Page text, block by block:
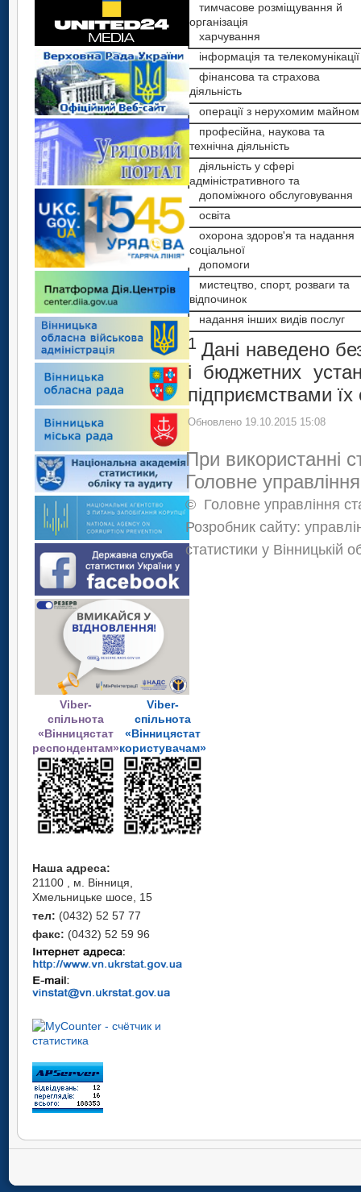
Viber-
спільнота
«Вінницястат
респондентам»
Viber-
спільнота
«Вінницястат
користувачам»
Наша адреса:
21100 , м. Вінниця,
Хмельницьке шосе, 15
тел: (0432) 52 57 77
факс: (0432) 52 59 96
тимчасове розміщування й
організація
харчування
інформація та телекомунікації
фінансова та страхова
діяльність
операції з нерухомим майном
професійна, наукова та
технічна діяльність
діяльність у сфері
адміністративного та
допоміжного обслуговування
освіта
охорона здоров'я та надання
соціальної
допомоги
мистецтво, спорт, розваги та
відпочинок
надання інших видів послуг
1 Дані наведено
і бюджетних
підприємствами їх
Обновлено 19.10.2015 15:08
При використанні
Головне
© Головне управління
Розробник сайту:
статистики у Вінницькій